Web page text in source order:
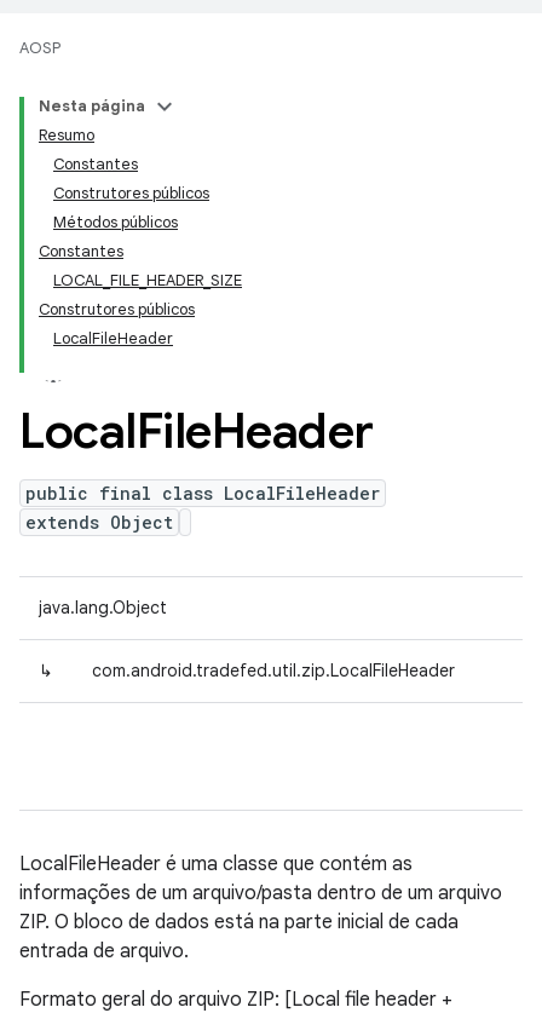
AOSP
Nesta página
Resumo
Constantes
Construtores públicos
Métodos públicos
Constantes
LOCAL_FILE_HEADER_SIZE
Construtores públicos
LocalFileHeader
LocalFileHeader
public final class LocalFileHeader
extends Object
java.lang.Object
↳ com.android.tradefed.util.zip.LocalFileHeader
LocalFileHeader é uma classe que contém as
informações de um arquivo/pasta dentro de um arquivo
ZIP. O bloco de dados está na parte inicial de cada
entrada de arquivo.
Formato geral do arquivo ZIP: [Local file header +